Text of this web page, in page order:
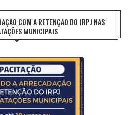
COM A RETENÇÃO DO IRPJ NAS
MUNICIPAIS